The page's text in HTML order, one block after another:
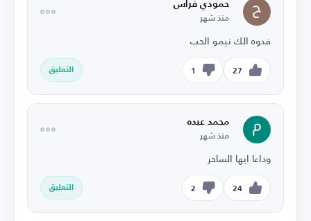
حمودي فراس
منذ شهر
فدوه الك نيمو الحب
27
1 التعليق
محمد عبده
منذ شهر
وداعا ايها الساحر
24
2 التعليق